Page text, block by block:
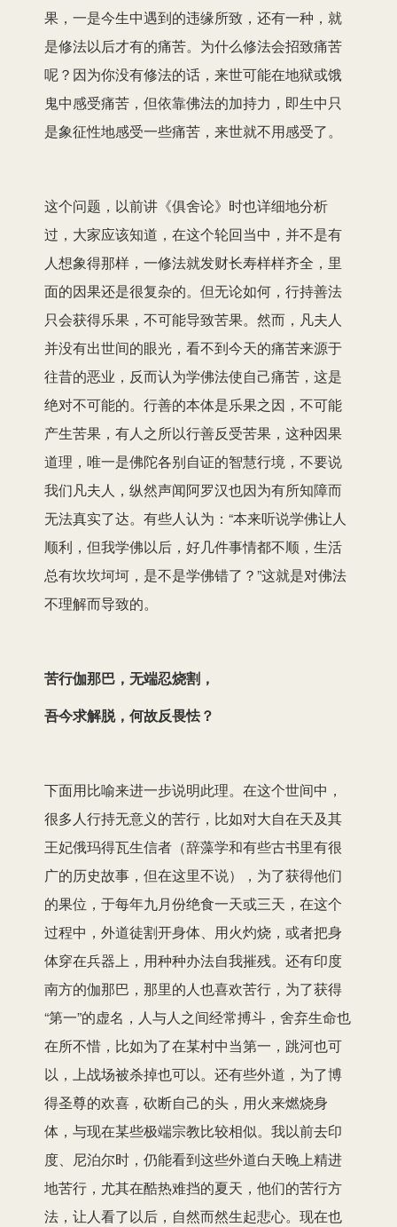
果，一是今生中遇到的违缘所致，还有一种，就
是修法以后才有的痛苦。为什么修法会招致痛苦
呢？因为你没有修法的话，来世可能在地狱或饿
鬼中感受痛苦，但依靠佛法的加持力，即生中只
是象征性地感受一些痛苦，来世就不用感受了。
这个问题，以前讲《俱舍论》时也详细地分析
过，大家应该知道，在这个轮回当中，并不是有
人想象得那样，一修法就发财长寿样样齐全，里
面的因果还是很复杂的。但无论如何，行持善法
只会获得乐果，不可能导致苦果。然而，凡夫人
并没有出世间的眼光，看不到今天的痛苦来源于
往昔的恶业，反而认为学佛法使自己痛苦，这是
绝对不可能的。行善的本体是乐果之因，不可能
产生苦果，有人之所以行善反受苦果，这种因果
道理，唯一是佛陀各别自证的智慧行境，不要说
我们凡夫人，纵然声闻阿罗汉也因为有所知障而
无法真实了达。有些人认为：“本来听说学佛让人
顺利，但我学佛以后，好几件事情都不顺，生活
总有坎坎坷坷，是不是学佛错了？”这就是对佛法
不理解而导致的。
苦行伽那巴，无端忍烧割，
吾今求解脱，何故反畏怯？
下面用比喻来进一步说明此理。在这个世间中，
很多人行持无意义的苦行，比如对大自在天及其
王妃俄玛得瓦生信者（辞藻学和有些古书里有很
广的历史故事，但在这里不说），为了获得他们
的果位，于每年九月份绝食一天或三天，在这个
过程中，外道徒割开身体、用火灼烧，或者把身
体穿在兵器上，用种种办法自我摧残。还有印度
南方的伽那巴，那里的人也喜欢苦行，为了获得
“第一”的虚名，人与人之间经常搏斗，舍弃生命也
在所不惜，比如为了在某村中当第一，跳河也可
以，上战场被杀掉也可以。还有些外道，为了博
得圣尊的欢喜，砍断自己的头，用火来燃烧身
体，与现在某些极端宗教比较相似。我以前去印
度、尼泊尔时，仍能看到这些外道白天晚上精进
地苦行，尤其在酷热难挡的夏天，他们的苦行方
法，让人看了以后，自然而然生起悲心。现在也